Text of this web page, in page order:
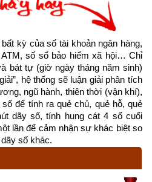
là bóng tối.
thảo mộc, có tính chất mọc lên
có tính chất bốc lên trên, biểu
nói chung, tàng chứa và nuôi
trên thì hành Thổ là trọng tâm
tàng chứa Kim, chứa đựng và
kỳ của số tài khoản ngân hàng,
số sổ bảo hiểm xã hội… Chỉ
bát tự (giờ ngày tháng năm sinh)
hệ thống sẽ luận giải phân tích
ngũ hành, thiên thời (vận khí),
để tính ra quẻ chủ, quẻ hỗ, quẻ
dãy số, tính hung cát 4 số cuối
lần để cảm nhận sự khác biệt so
số khác.